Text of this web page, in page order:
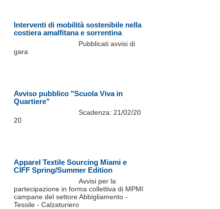
Interventi di mobilità sostenibile nella
costiera amalfitana e sorrentina
Pubblicati avvisi di
gara
Avviso pubblico "Scuola Viva in
Quartiere"
Scadenza: 21/02/20
20
Apparel Textile Sourcing Miami e
CIFF Spring/Summer Edition
Avvisi per la
partecipazione in forma collettiva di MPMI
campane del settore Abbigliamento -
Tessile - Calzaturiero